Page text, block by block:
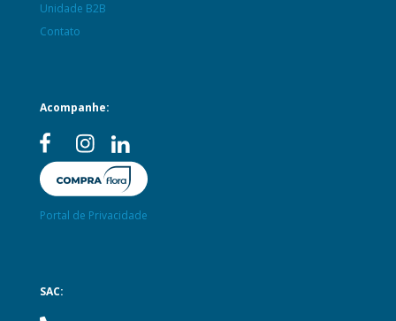
Unidade B2B
Contato
Acompanhe:
Portal de Privacidade
SAC: